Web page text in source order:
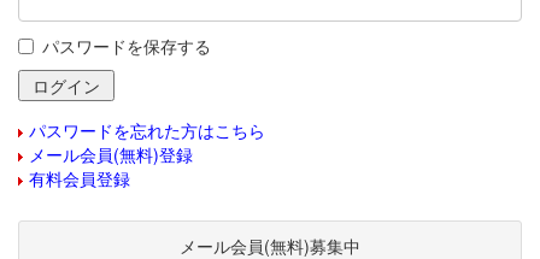
パスワードを保存する
パスワードを忘れた方はこちら
メール会員(無料)登録
有料会員登録
メール会員(無料)募集中